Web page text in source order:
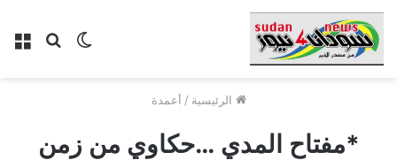
بحث الوضع
الرئيسية / أعمدة
*مفتاح المدي …حكاوي من زمن